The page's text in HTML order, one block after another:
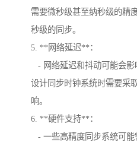
需要微秒级甚至纳秒级的精
秒级的同步。
5. **网络延迟**：
- 网络延迟和抖动可能会
设计同步时钟系统时需要采
响。
6. **硬件支持**：
- 一些高精度同步系统可能